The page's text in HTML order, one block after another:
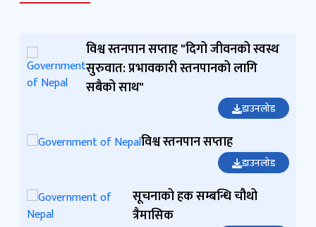
विश्व स्तनपान सप्ताह "दिगो जीवनको स्वस्थ
सुरुवात: प्रभावकारी स्तनपानको लागि
सबैको साथ"
डाउनलोड
विश्व स्तनपान सप्ताह
डाउनलोड
सूचनाको हक सम्बन्धि चौथो
त्रैमासिक